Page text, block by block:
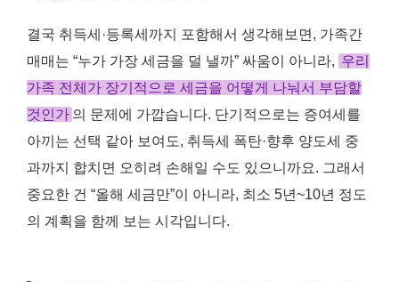
결국 취득세·등록세까지 포함해서 생각해보면, 가족간
매매는 “누가 가장 세금을 덜 낼까” 싸움이 아니라, 우리
가족 전체가 장기적으로 세금을 어떻게 나눠서 부담할
것인가 의 문제에 가깝습니다. 단기적으로는 증여세를
아끼는 선택 같아 보여도, 취득세 폭탄·향후 양도세 중
과까지 합치면 오히려 손해일 수도 있으니까요. 그래서
중요한 건 “올해 세금만”이 아니라, 최소 5년~10년 정도
의 계획을 함께 보는 시각입니다.